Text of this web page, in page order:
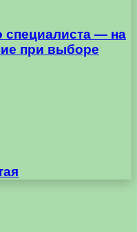
специалиста — на
при выборе